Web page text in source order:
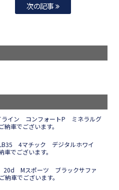
次の記事
イン コンフォートP ミネラルグ
車でございます。
4マチック デジタルホワイ
でございます。
Mスポーツ ブラックサファ
車でございます。